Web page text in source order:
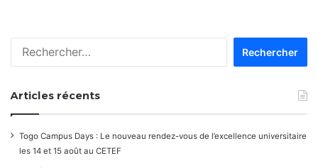
Articles récents
Togo Campus Days : Le nouveau rendez-vous de l’excellence universitaire
les 14 et 15 août au CETEF